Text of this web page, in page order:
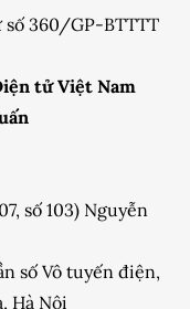
360/GP-BTTTT
tử Việt Nam
số 103) Nguyễn
số Vô tuyến điện,
Hà Nội